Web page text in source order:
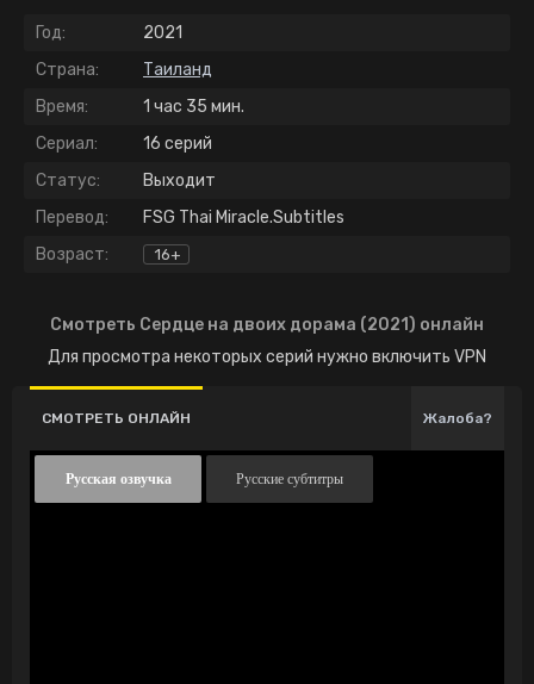
Год:
2021
Страна:
Таиланд
Время:
1 час 35 мин.
Сериал:
16 серий
Статус:
Выходит
Перевод:
FSG Thai Miracle.Subtitles
Возраст:
16+
Смотреть Сердце на двоих дорама (2021) онлайн
Для просмотра некоторых серий нужно включить VPN
СМОТРЕТЬ ОНЛАЙН Жалоба?
Русская озвучка Русские субтитры